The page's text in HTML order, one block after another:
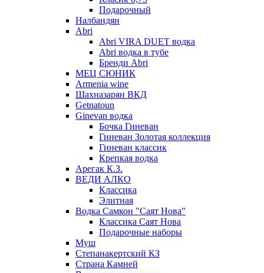
Подарочный
Налбандян
Abri
Abri VIRA DUET водка
Abri водка в тубе
Бренди Abri
МЕЦ СЮНИК
Armenia wine
Шахназарян ВКД
Getnatoun
Ginevan водка
Бочка Гиневан
Гиневан Золотая коллекция
Гиневан классик
Крепкая водка
Арегак К.З.
ВЕДИ АЛКО
Классика
Элитная
Водка Самкон "Саят Нова"
Классика Саят Нова
Подарочные наборы
Муш
Степанакертский КЗ
Страна Камней